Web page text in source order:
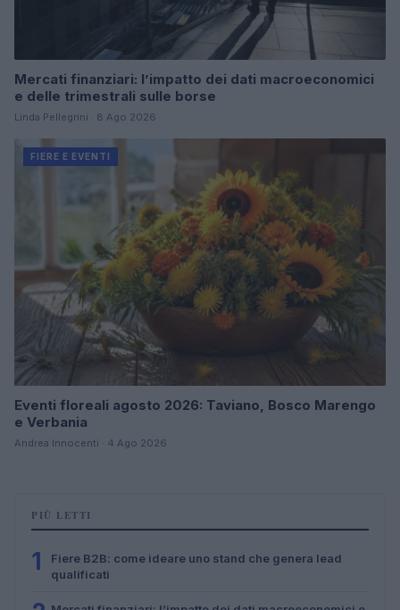
Mercati finanziari: l’impatto dei dati macroeconomici
e delle trimestrali sulle borse
Linda Pellegrini · 8 Ago 2026
FIERE E EVENTI
Eventi floreali agosto 2026: Taviano, Bosco Marengo
e Verbania
Andrea Innocenti · 4 Ago 2026
PIÙ LETTI
1
Fiere B2B: come ideare uno stand che genera lead
qualificati